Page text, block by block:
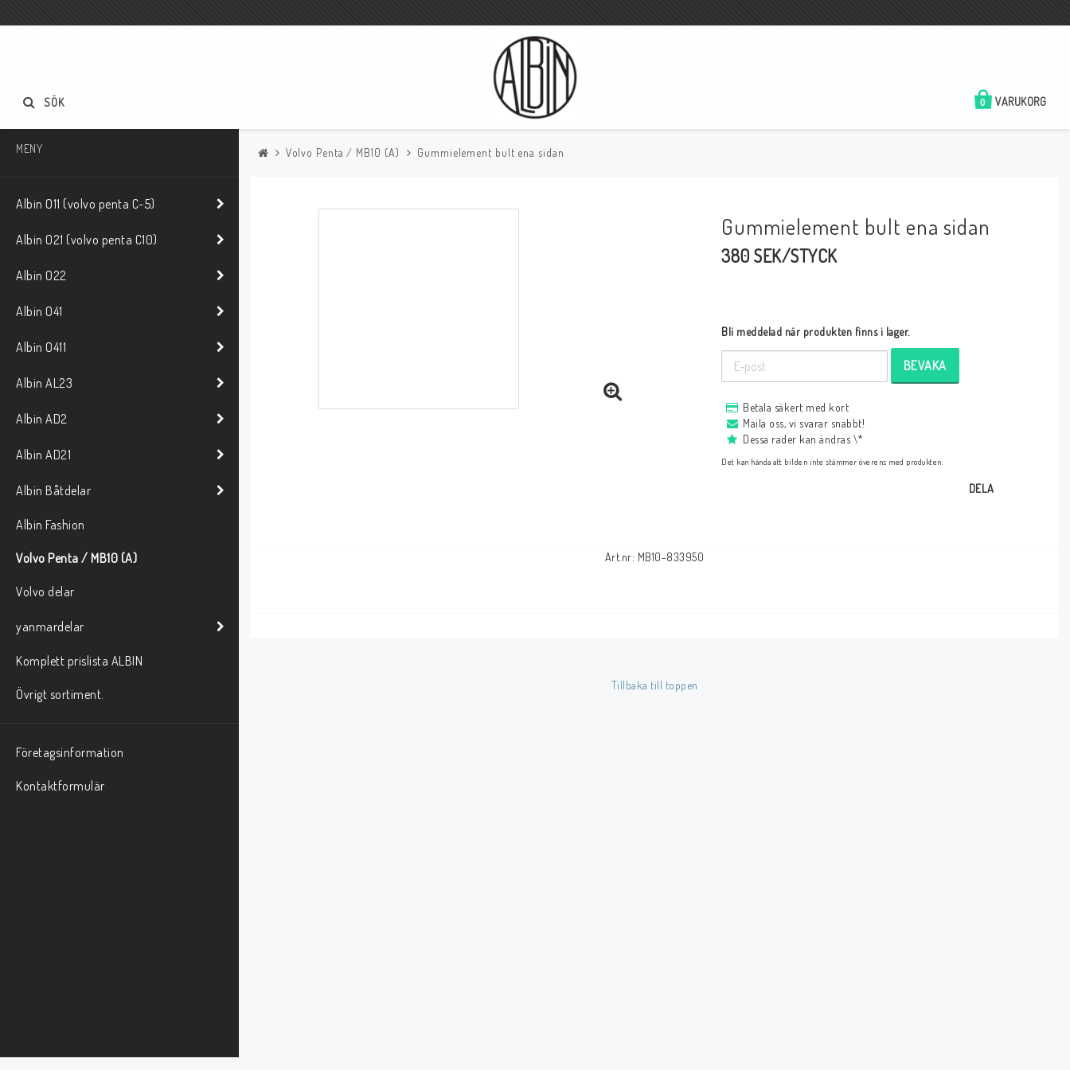
VARUKORG
0
SÖK
MENY
Albin O11 (volvo penta C-5)
Albin O21 (volvo penta C10)
Albin O22
Albin O41
Albin O411
Albin AL23
Albin AD2
Albin AD21
Albin Båtdelar
Albin Fashion
Volvo Penta / MB10 (A)
Volvo delar
yanmardelar
Komplett prislista ALBIN
Övrigt sortiment.
Företagsinformation
Kontaktformulär
Volvo Penta / MB10 (A) Gummielement bult ena sidan
Gummielement bult ena sidan
380 SEK/STYCK
Bli meddelad när produkten finns i lager.
BEVAKA
Betala säkert med kort
Maila oss, vi svarar snabbt!
Dessa rader kan ändras \*
Det kan hända att bilden inte stämmer överens med produkten.
DELA
Art.nr: MB10-833950
Tillbaka till toppen